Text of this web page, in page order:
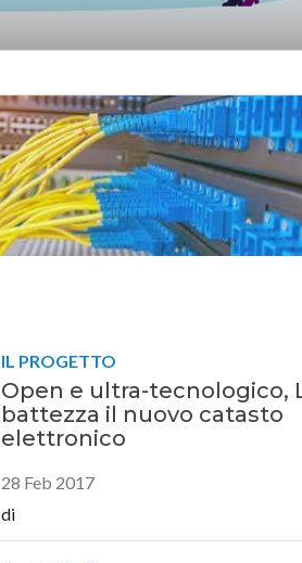
IL PROGETTO
Open e ultra-tecnologico,
battezza il nuovo catasto
elettronico
28 Feb 2017
di